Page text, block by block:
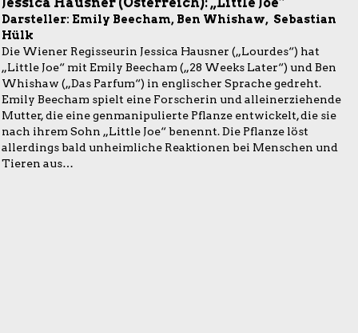
Darsteller: Emily Beecham, Ben Whishaw, Sebastian
Hülk
Die Wiener Regisseurin Jessica Hausner („Lourdes“) hat
„Little Joe“ mit Emily Beecham („28 Weeks Later“) und Ben
Whishaw („Das Parfum“) in englischer Sprache gedreht.
Emily Beecham spielt eine Forscherin und alleinerziehende
Mutter, die eine genmanipulierte Pflanze entwickelt, die sie
nach ihrem Sohn „Little Joe“ benennt. Die Pflanze löst
allerdings bald unheimliche Reaktionen bei Menschen und
Tieren aus…